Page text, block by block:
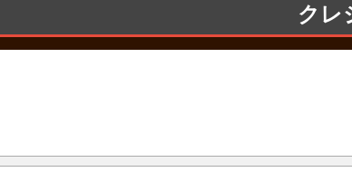
クレ